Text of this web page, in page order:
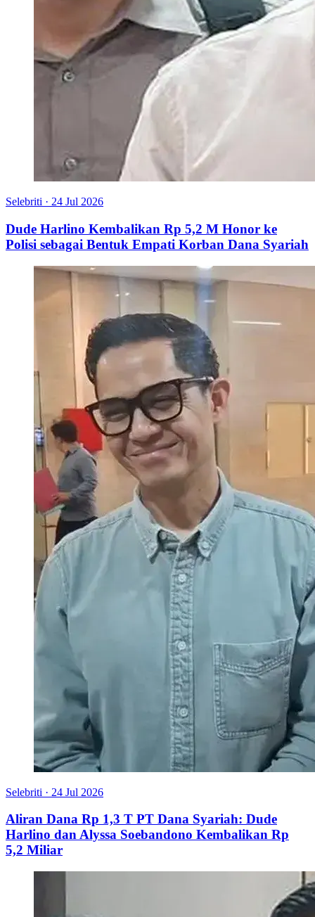
Selebriti · 24 Jul 2026
Dude Harlino Kembalikan Rp 5,2 M Honor ke
Polisi sebagai Bentuk Empati Korban Dana Syariah
Selebriti · 24 Jul 2026
Aliran Dana Rp 1,3 T PT Dana Syariah: Dude
Harlino dan Alyssa Soebandono Kembalikan Rp
5,2 Miliar